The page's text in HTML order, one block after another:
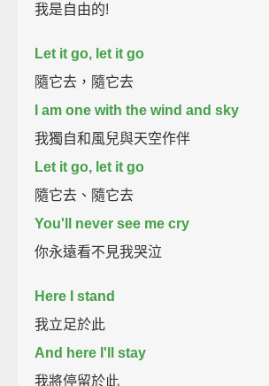
我是自由的!
Let it go, let it go
隨它去，隨它去
I am one with the wind and sky
我獨自和風兒與天空作伴
Let it go, let it go
隨它去、隨它去
You'll never see me cry
你永遠看不見我哭泣
Here I stand
我立足於此
And here I'll stay
我將停留於此